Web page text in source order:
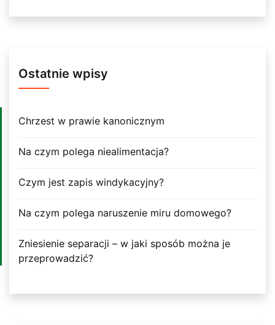
Ostatnie wpisy
Chrzest w prawie kanonicznym
Na czym polega niealimentacja?
Czym jest zapis windykacyjny?
Na czym polega naruszenie miru domowego?
Zniesienie separacji – w jaki sposób można je
przeprowadzić?